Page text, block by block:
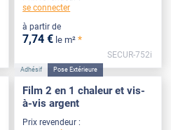
se connecter
à partir de
7,74 € le m² *
SECUR-752i
Adhésif Pose Extérieure
Film 2 en 1 chaleur et vis-
à-vis argent
Prix revendeur :